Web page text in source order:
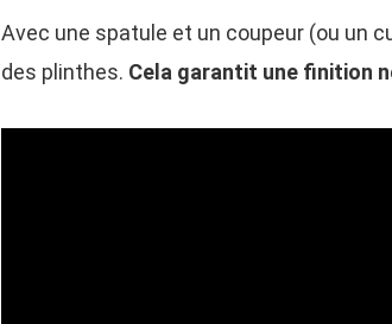
Avec une spatule et un coupeur (ou un
des plinthes. Cela garantit une finition